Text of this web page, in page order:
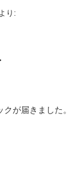
り:
が届きました。